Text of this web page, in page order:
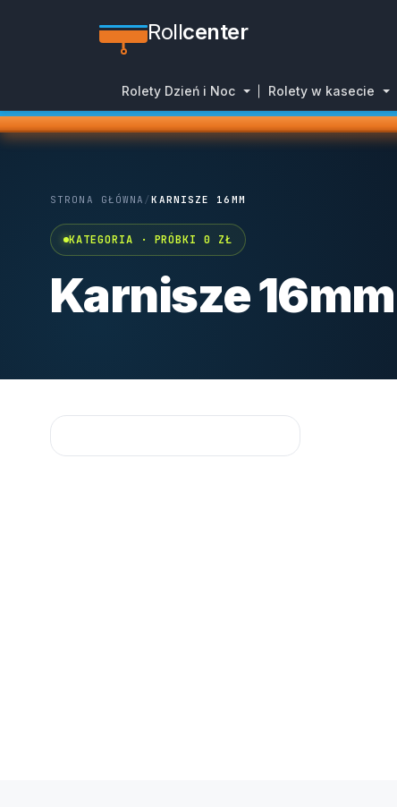
Rollcenter
Rolety Dzień i Noc Rolety w kasecie
STRONA GŁÓWNA /KARNISZE 16MM
KATEGORIA · PRÓBKI 0 ZŁ
Karnisze 16mm